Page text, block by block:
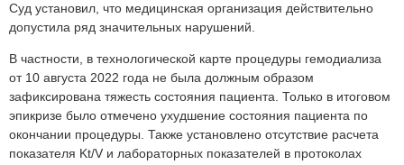
Суд установил, что медицинская организация действительно
допустила ряд значительных нарушений.
В частности, в технологической карте процедуры гемодиализа
от 10 августа 2022 года не была должным образом
зафиксирована тяжесть состояния пациента. Только в итоговом
эпикризе было отмечено ухудшение состояния пациента по
окончании процедуры. Также установлено отсутствие расчета
показателя Kt/V и лабораторных показателей в протоколах